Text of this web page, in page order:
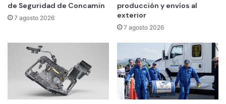
de Seguridad de Concamin
7 agosto 2026
producción y envíos al
exterior
7 agosto 2026